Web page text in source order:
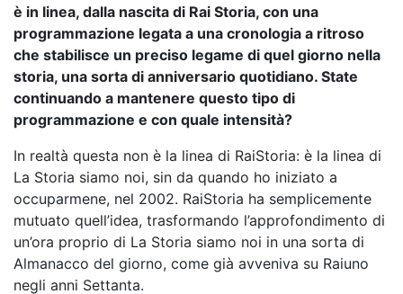
è in linea, dalla nascita di Rai Storia, con una
programmazione legata a una cronologia a ritroso
che stabilisce un preciso legame di quel giorno nella
storia, una sorta di anniversario quotidiano. State
continuando a mantenere questo tipo di
programmazione e con quale intensità?
In realtà questa non è la linea di RaiStoria: è la linea di
La Storia siamo noi, sin da quando ho iniziato a
occuparmene, nel 2002. RaiStoria ha semplicemente
mutuato quell’idea, trasformando l’approfondimento di
un’ora proprio di La Storia siamo noi in una sorta di
Almanacco del giorno, come già avveniva su Raiuno
negli anni Settanta.